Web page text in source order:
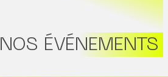
NOS ÉVÉNEMENTS